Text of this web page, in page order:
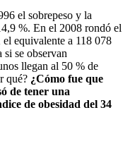
el sobrepeso y la
%. En el 2008 rondó el
equivalente a 118 078
si se observan
llegan al 50 % de
qué? ¿Cómo fue que
de tener una
de obesidad del 34